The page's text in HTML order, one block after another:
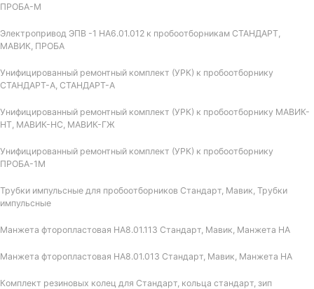
ПРОБА-М
Электропривод ЭПВ -1 НА6.01.012 к пробоотборникам СТАНДАРТ,
МАВИК, ПРОБА
Унифицированный ремонтный комплект (УРК) к пробоотборнику
СТАНДАРТ-А, СТАНДАРТ-А
Унифицированный ремонтный комплект (УРК) к пробоотборнику МАВИК-
НТ, МАВИК-НС, МАВИК-ГЖ
Унифицированный ремонтный комплект (УРК) к пробоотборнику
ПРОБА-1М
Трубки импульсные для пробоотборников Стандарт, Мавик, Трубки
импульсные
Манжета фторопластовая НА8.01.113 Стандарт, Мавик, Манжета НА
Манжета фторопластовая НА8.01.013 Стандарт, Мавик, Манжета НА
Комплект резиновых колец для Стандарт, кольца стандарт, зип